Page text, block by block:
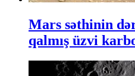
Mars səthinin
qalmış üzvi